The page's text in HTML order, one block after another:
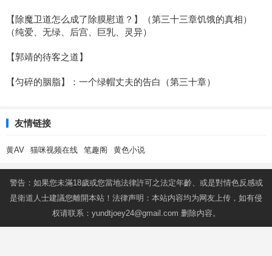
【除魔卫道怎么成了除膜慰道？】（第三十三章饥饿的真相）
（纯爱、无绿、后宫、巨乳、灵异）
【郭靖的待客之道】
【匀碎的胭脂】：一个绿帽丈夫的告白（第三十章）
友情链接
黄AV 猫咪视频在线 笔趣阁 黄色小说
警告：如果您未滿18歲或您當地法律許可之法定年齡、或是對情色反感或
是衛道人士建議您離開本站！法律声明：本站内容均为网友上传，如有侵
权请联系： yundtjoey24@gmail.com 删除内容。